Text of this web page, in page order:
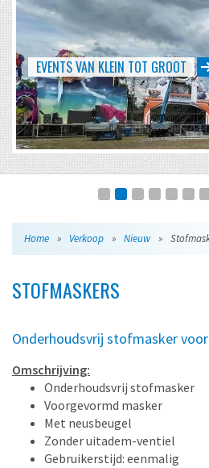
EVENTS VAN KLEIN TOT GROOT
Home » Verkoop » Nieuw »
STOFMASKERS
Onderhoudsvrij stofmasker
Omschrijving:
Onderhoudsvrij stofmasker
Voorgevormd masker
Met neusbeugel
Zonder uitadem-ventiel
Gebruikerstijd: eenmalig